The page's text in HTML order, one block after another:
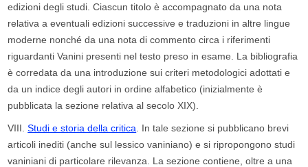
edizioni degli studi. Ciascun titolo è accompagnato da una nota
relativa a eventuali edizioni successive e traduzioni in altre lingue
moderne nonché da una nota di commento circa i riferimenti
riguardanti Vanini presenti nel testo preso in esame. La bibliografia
è corredata da una introduzione sui criteri metodologici adottati e
da un indice degli autori in ordine alfabetico (inizialmente è
pubblicata la sezione relativa al secolo XIX).
VIII. Studi e storia della critica . In tale sezione si pubblicano brevi
articoli inediti (anche sul lessico vaniniano) e si ripropongono studi
vaniniani di particolare rilevanza. La sezione contiene, oltre a una